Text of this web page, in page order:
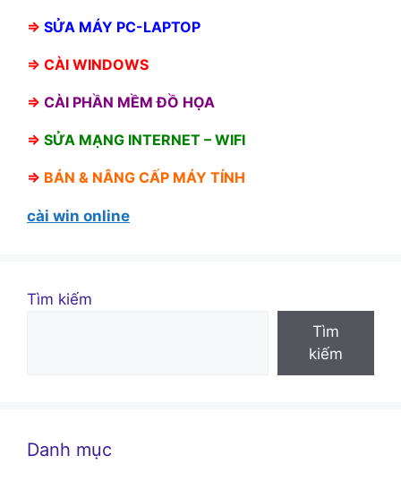
⇒ SỬA MÁY PC-LAPTOP
⇒ CÀI WINDOWS
⇒ CÀI PHẦN MỀM ĐỒ HỌA
⇒ SỬA MẠNG INTERNET – WIFI
⇒ BÁN & NÂNG CẤP MÁY TÍNH
cài win online
Tìm kiếm
Tìm
kiếm
Danh mục